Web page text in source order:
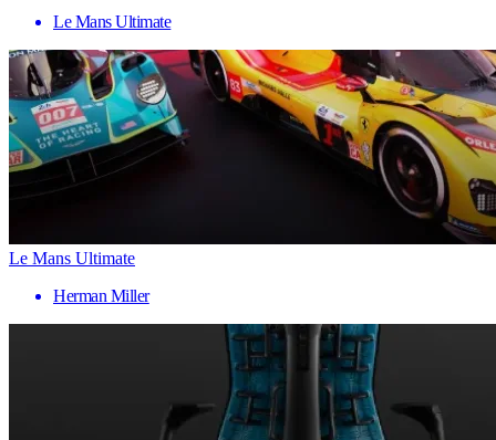
Le Mans Ultimate
Le Mans Ultimate
Herman Miller